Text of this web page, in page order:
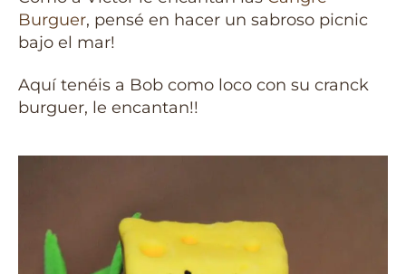
Burguer, pensé en hacer un sabroso picnic
bajo el mar!
Aquí tenéis a Bob como loco con su cranck
burguer, le encantan!!